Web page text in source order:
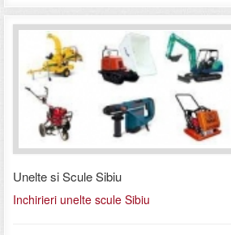
Unelte si Scule Sibiu
Inchirieri unelte scule Sibiu